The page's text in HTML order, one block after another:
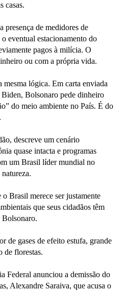
casas.
presença de medidores de
eventual estacionamento do
pagos à milícia. O
ou com a própria vida.
mesma lógica. Em carta enviada
Bolsonaro pede dinheiro
do meio ambiente no País. É do
descreve um cenário
quase intacta e programas
um Brasil líder mundial no
Brasil merece ser justamente
que seus cidadãos têm
Bolsonaro.
de gases de efeito estufa, grande
de florestas.
Federal anunciou a demissão do
Alexandre Saraiva, que acusa o